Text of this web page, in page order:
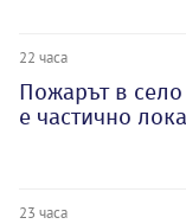
22 часа
Пожарът в
е частично
23 часа